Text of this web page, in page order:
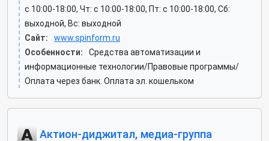
c 10:00-18:00, Чт: c 10:00-18:00, Пт: c 10:00-18:00, Сб:
выходной, Вс: выходной
Сайт:
www.spinform.ru
Особенности:
Средства автоматизации и
информационные технологии/Правовые программы/
Оплата через банк. Оплата эл. кошельком
Актион-диджитал, медиа-группа